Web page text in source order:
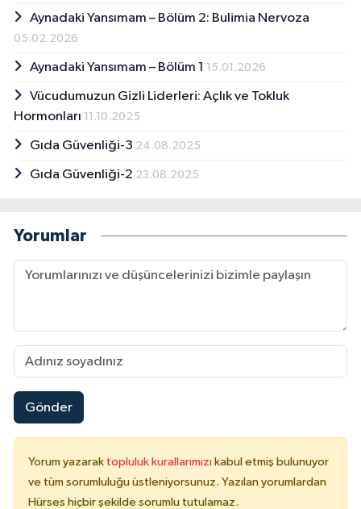
Aynadaki Yansımam – Bölüm 2: Bulimia Nervoza
05.02.2026
Aynadaki Yansımam – Bölüm 1 15.01.2026
Vücudumuzun Gizli Liderleri: Açlık ve Tokluk
Hormonları 11.10.2025
Gıda Güvenliği-3 24.08.2025
Gıda Güvenliği-2 23.08.2025
Yorumlar
Gönder
Yorum yazarak topluluk kurallarımızı kabul etmiş bulunuyor
ve tüm sorumluluğu üstleniyorsunuz. Yazılan yorumlardan
Hürses hiçbir şekilde sorumlu tutulamaz.